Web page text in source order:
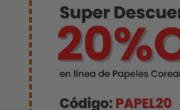
5 pasos para cuidar
utilizado por floristas,
soluciones completas